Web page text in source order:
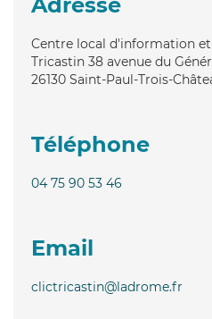
Centre local d'information
Tricastin 38 avenue du
26130 Saint-Paul-Trois-
Téléphone
04 75 90 53 46
Email
clictricastin@ladrome.fr